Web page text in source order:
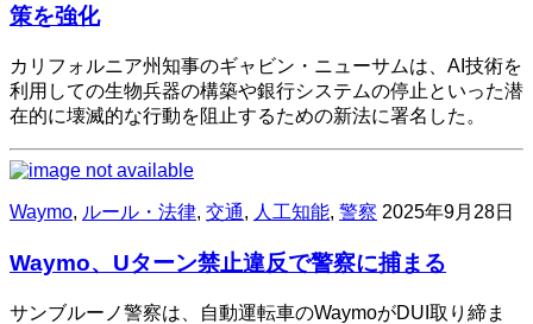
策を強化
カリフォルニア州知事のギャビン・ニューサムは、AI技術を
利用しての生物兵器の構築や銀行システムの停止といった潜
在的に壊滅的な行動を阻止するための新法に署名した。
Waymo, ルール・法律, 交通, 人工知能, 警察 2025年9月28日
Waymo、Uターン禁止違反で警察に捕まる
サンブルーノ警察は、自動運転車のWaymoがDUI取り締ま